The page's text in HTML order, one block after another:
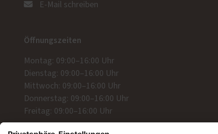
E-Mail schreiben
Öffnungszeiten
Montag: 09:00–16:00 Uhr
Dienstag: 09:00–16:00 Uhr
Mittwoch: 09:00–16:00 Uhr
Donnerstag: 09:00–16:00 Uhr
Freitag: 09:00–16:00 Uhr